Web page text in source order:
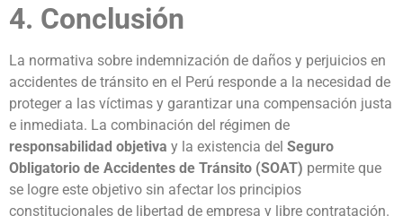
4. Conclusión
La normativa sobre indemnización de daños y perjuicios en
accidentes de tránsito en el Perú responde a la necesidad de
proteger a las víctimas y garantizar una compensación justa
e inmediata. La combinación del régimen de
responsabilidad objetiva y la existencia del Seguro
Obligatorio de Accidentes de Tránsito (SOAT) permite que
se logre este objetivo sin afectar los principios
constitucionales de libertad de empresa y libre contratación.